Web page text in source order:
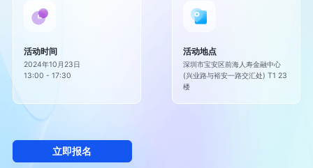
活动时间
2024年10月23日
13:00 - 17:30
活动地点
深圳市宝安区前海人寿金融中心
(兴业路与裕安一路交汇处) T1 23
楼
立即报名